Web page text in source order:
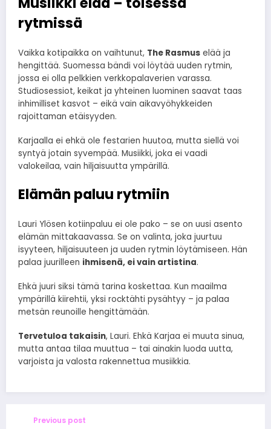
rytmissä
Vaikka kotipaikka on vaihtunut, The Rasmus elää ja
hengittää. Suomessa bändi voi löytää uuden rytmin,
jossa ei olla pelkkien verkkopalaverien varassa.
Studiosessiot, keikat ja yhteinen luominen saavat taas
inhimilliset kasvot – eikä vain aikavyöhykkeiden
rajoittaman etäisyyden.
Karjaalla ei ehkä ole festarien huutoa, mutta siellä voi
syntyä jotain syvempää. Musiikki, joka ei vaadi
valokeilaa, vain hiljaisuutta ympärillä.
Elämän paluu rytmiin
Lauri Ylösen kotiinpaluu ei ole pako – se on uusi asento
elämän mittakaavassa. Se on valinta, joka juurtuu
isyyteen, hiljaisuuteen ja uuden rytmin löytämiseen. Hän
palaa juurilleen ihmisenä, ei vain artistina.
Ehkä juuri siksi tämä tarina koskettaa. Kun maailma
ympärillä kiirehtii, yksi rocktähti pysähtyy – ja palaa
metsän reunoille hengittämään.
Tervetuloa takaisin, Lauri. Ehkä Karjaa ei muuta sinua,
mutta antaa tilaa muuttua – tai ainakin luoda uutta,
varjoista ja valosta rakennettua musiikkia.
Previous post